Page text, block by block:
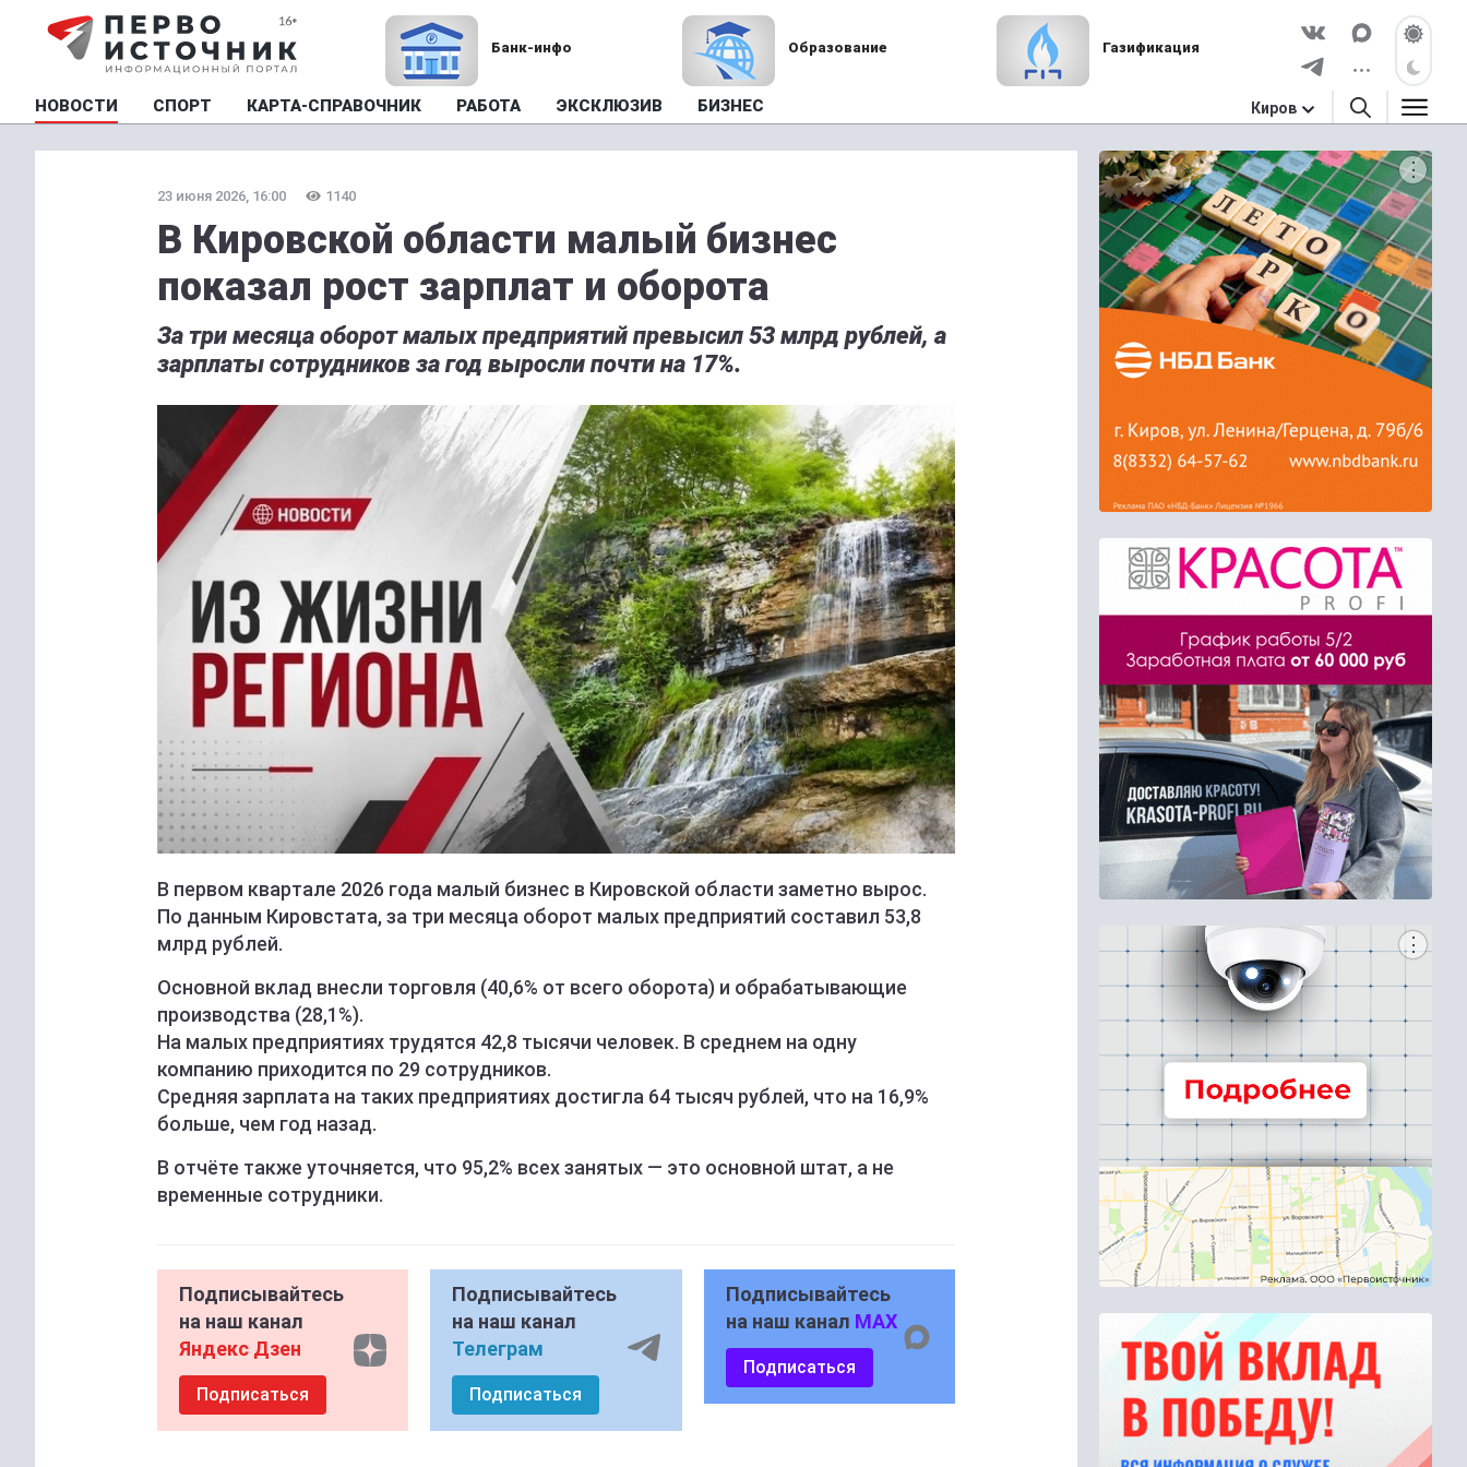
Банк-инфо Образование Газификация
НОВОСТИ СПОРТ КАРТА-СПРАВОЧНИК РАБОТА ЭКСКЛЮЗИВ БИЗНЕС Киров
23 июня 2026, 16:00 1140
В Кировской области малый бизнес
показал рост зарплат и оборота
За три месяца оборот малых предприятий превысил 53 млрд рублей, а
зарплаты сотрудников за год выросли почти на 17%.
В первом квартале 2026 года малый бизнес в Кировской области заметно вырос.
По данным Кировстата, за три месяца оборот малых предприятий составил 53,8
млрд рублей.
Основной вклад внесли торговля (40,6% от всего оборота) и обрабатывающие
производства (28,1%).
На малых предприятиях трудятся 42,8 тысячи человек. В среднем на одну
компанию приходится по 29 сотрудников.
Средняя зарплата на таких предприятиях достигла 64 тысяч рублей, что на 16,9%
больше, чем год назад.
В отчёте также уточняется, что 95,2% всех занятых — это основной штат, а не
временные сотрудники.
Подписывайтесь
на наш канал
Яндекс Дзен
Подписаться
Подписывайтесь
на наш канал
Телеграм
Подписаться
Подписывайтесь
на наш канал MAX
Подписаться